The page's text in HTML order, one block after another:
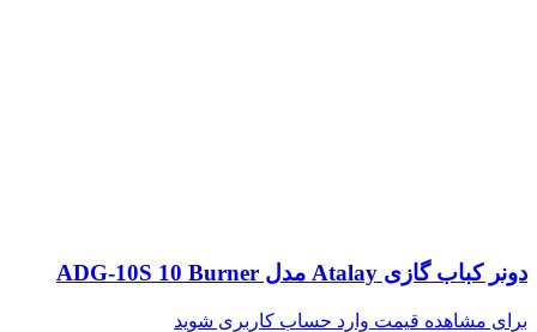
دونر کباب گازی Atalay مدل ADG-10S 10 Burner
برای مشاهده قیمت وارد حساب کاربری شوید